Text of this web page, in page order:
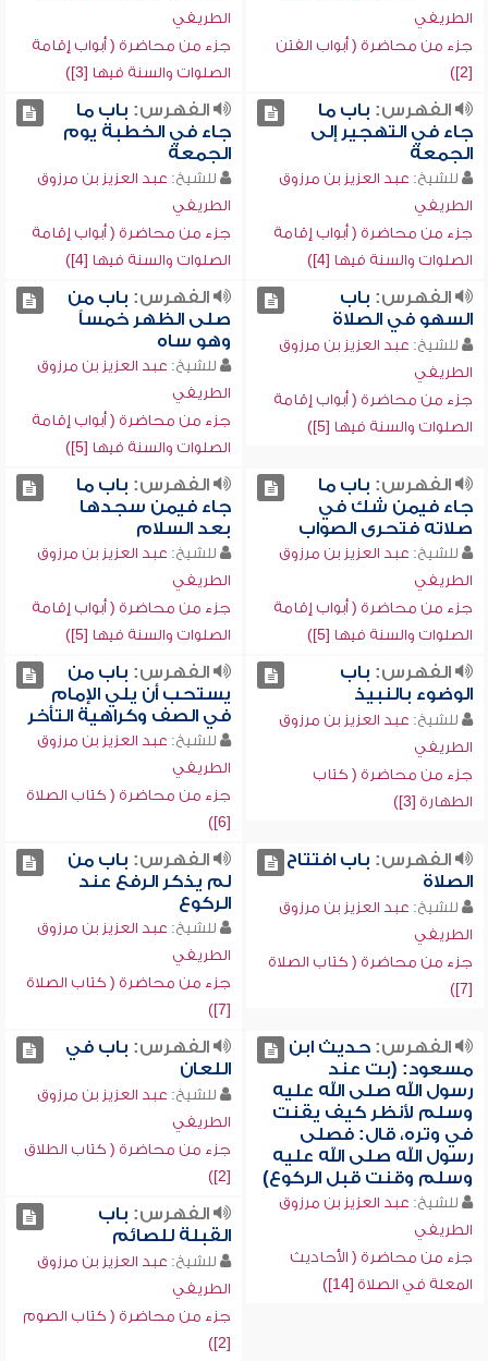
الطريفي
جزء من محاضرة ( أبواب الفتن
[2])
الطريفي
جزء من محاضرة ( أبواب إقامة
الصلوات والسنة فيها [3])
الفهرس: باب ما
جاء في التهجير إلى
الجمعة
للشيخ: عبد العزيز بن مرزوق
الطريفي
جزء من محاضرة ( أبواب إقامة
الصلوات والسنة فيها [4])
الفهرس: باب ما
جاء في الخطبة يوم
الجمعة
للشيخ: عبد العزيز بن مرزوق
الطريفي
جزء من محاضرة ( أبواب إقامة
الصلوات والسنة فيها [4])
الفهرس: باب
السهو في الصلاة
للشيخ: عبد العزيز بن مرزوق
الطريفي
جزء من محاضرة ( أبواب إقامة
الصلوات والسنة فيها [5])
الفهرس: باب من
صلى الظهر خمساً
وهو ساه
للشيخ: عبد العزيز بن مرزوق
الطريفي
جزء من محاضرة ( أبواب إقامة
الصلوات والسنة فيها [5])
الفهرس: باب ما
جاء فيمن شك في
صلاته فتحرى الصواب
للشيخ: عبد العزيز بن مرزوق
الطريفي
جزء من محاضرة ( أبواب إقامة
الصلوات والسنة فيها [5])
الفهرس: باب ما
جاء فيمن سجدها
بعد السلام
للشيخ: عبد العزيز بن مرزوق
الطريفي
جزء من محاضرة ( أبواب إقامة
الصلوات والسنة فيها [5])
الفهرس: باب
الوضوء بالنبيذ
للشيخ: عبد العزيز بن مرزوق
الطريفي
جزء من محاضرة ( كتاب
الطهارة [3])
الفهرس: باب من
يستحب أن يلي الإمام
في الصف وكراهية التأخر
للشيخ: عبد العزيز بن مرزوق
الطريفي
جزء من محاضرة ( كتاب الصلاة
[6])
الفهرس: باب افتتاح
الصلاة
للشيخ: عبد العزيز بن مرزوق
الطريفي
جزء من محاضرة ( كتاب الصلاة
[7])
الفهرس: باب من
لم يذكر الرفع عند
الركوع
للشيخ: عبد العزيز بن مرزوق
الطريفي
جزء من محاضرة ( كتاب الصلاة
[7])
الفهرس:حديث ابن
مسعود: (بت عند
رسول الله صلى الله عليه
وسلم لأنظر كيف يقنت
في وتره، قال: فصلى
رسول الله صلى الله عليه
وسلم وقنت قبل الركوع)
للشيخ: عبد العزيز بن مرزوق
الطريفي
جزء من محاضرة ( الأحاديث
المعلة في الصلاة [14])
الفهرس: باب في
اللعان
للشيخ: عبد العزيز بن مرزوق
الطريفي
جزء من محاضرة ( كتاب الطلاق
[2])
الفهرس: باب
القبلة للصائم
للشيخ: عبد العزيز بن مرزوق
الطريفي
جزء من محاضرة ( كتاب الصوم
[2])